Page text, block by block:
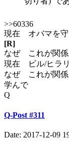
>>60336
現在 オバマを守
[R]
なぜ これが関係
現在 ビル/ヒラ
なぜ これが関係
学んで
Q
Q-Post #311
Date: 2017-12-09